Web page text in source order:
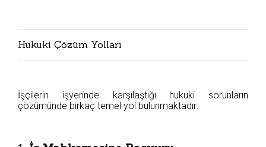
Hukuki Çözüm Yolları
İşçilerin işyerinde karşılaştığı hukuki sorunların
çözümünde birkaç temel yol bulunmaktadır: